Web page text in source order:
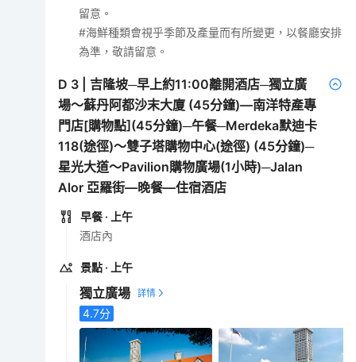
留意。
#海鮮種類會視乎季節及產量而有所變更，以餐廳安排
為準，敬請留意。
D 3
吉隆坡─早上約11:00離開酒店─獨立廣
場～蘇丹阿都沙末大廈 (45分鐘)—南洋特產專
門店[購物點](45分鐘)─午餐─Merdeka默迪卡
118(途徑)～雙子塔購物中心(途徑) (45分鐘)─
星光大道～Pavilion購物廣場(1小時)─Jalan
Alor 亞羅街—晚餐—住宿酒店
早餐 · 上午
酒店內
景點 · 上午
獨立廣場
4.7分